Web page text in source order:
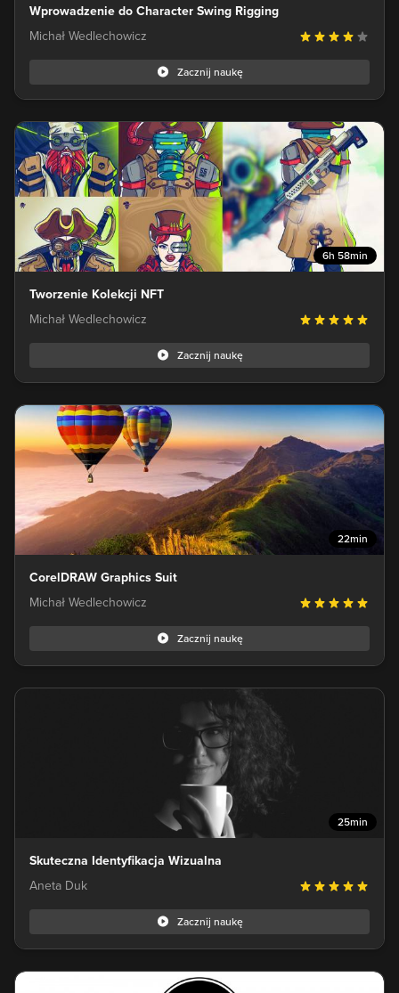
Wprowadzenie do Character Swing Rigging
Michał Wedlechowicz
Zacznij naukę
6h 58min
Tworzenie Kolekcji NFT
Michał Wedlechowicz
Zacznij naukę
22min
CorelDRAW Graphics Suit
Michał Wedlechowicz
Zacznij naukę
25min
Skuteczna Identyfikacja Wizualna
Aneta Duk
Zacznij naukę